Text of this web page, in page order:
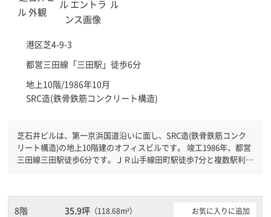
港区芝4-9-3
都営三田線「三田駅 」徒歩6分
地上10階/1986年10月
SRC造(鉄骨鉄筋コンクリート構造)
芝石井ビルは、第一京浜国道沿いに面し、SRC造(鉄骨鉄筋コンク
リート構造)の地上10階建のオフィスビルです。 竣工1986年、都営
三田線三田駅徒歩6分です。ＪＲ山手線田町駅徒歩7分と複数駅利用
にせず利用できます。駐車場もありますので、車を利用されるお客
様には使いやすいです。
8階 35.9坪 （118.68m²） お気に入りに追加